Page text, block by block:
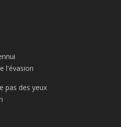
l'évasion
pas des yeux